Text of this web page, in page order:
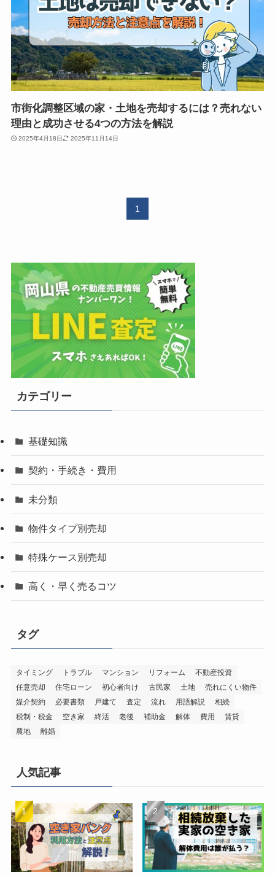
市街化調整区域の家・土地を売却するには？売れない
理由と成功させる4つの方法を解説
2025年4月18日 2025年11月14日
1
カテゴリー
基礎知識
契約・手続き・費用
未分類
物件タイプ別売却
特殊ケース別売却
高く・早く売るコツ
タグ
タイミング トラブル マンション リフォーム
不動産投資
任意売却
住宅ローン 初心者向け 古民家 土地
売れにくい物件
媒介契約
必要書類 戸建て 査定 流れ 用語解説
相続
税制・税金
空き家 終活 老後 補助金 解体 費用
賃貸
農地
離婚
人気記事